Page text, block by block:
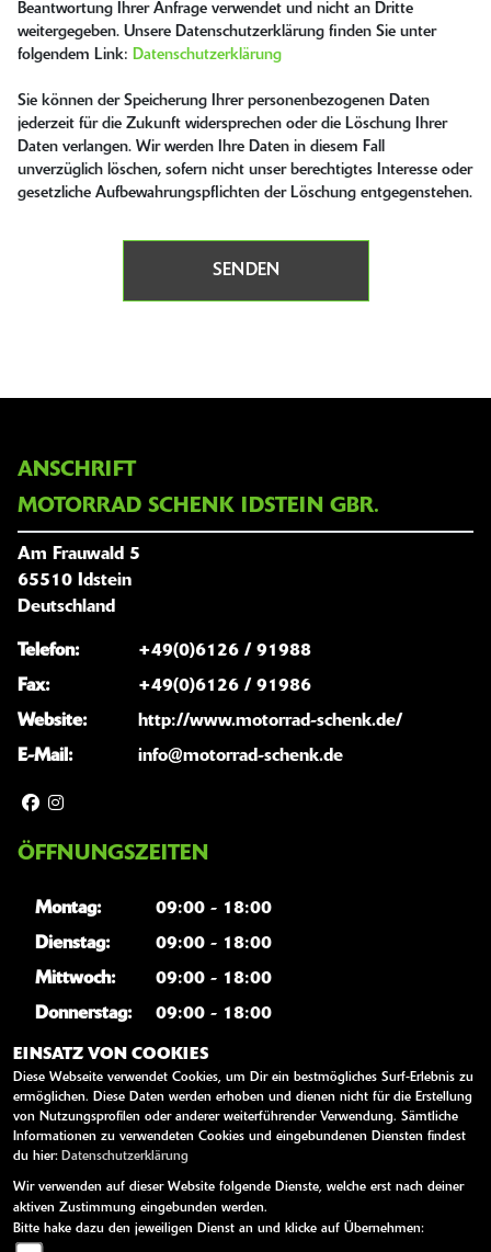
Beantwortung Ihrer Anfrage verwendet und nicht an Dritte
weitergegeben. Unsere Datenschutzerklärung finden Sie unter
folgendem Link: Datenschutzerklärung
Sie können der Speicherung Ihrer personenbezogenen Daten
jederzeit für die Zukunft widersprechen oder die Löschung Ihrer
Daten verlangen. Wir werden Ihre Daten in diesem Fall
unverzüglich löschen, sofern nicht unser berechtigtes Interesse oder
gesetzliche Aufbewahrungspflichten der Löschung entgegenstehen.
SENDEN
ANSCHRIFT
MOTORRAD SCHENK IDSTEIN GBR.
Am Frauwald 5
65510 Idstein
Deutschland
Telefon:
+49(0)6126 / 91988
Fax:
+49(0)6126 / 91986
Website:
http://www.motorrad-schenk.de/
E-Mail:
info@motorrad-schenk.de
ÖFFNUNGSZEITEN
Montag:
09:00 - 18:00
Dienstag:
09:00 - 18:00
Mittwoch:
09:00 - 18:00
Donnerstag:
09:00 - 18:00
Freitag:
09:00 - 18:00
Samstag:
10:00 - 13:00
Sonntag:
geschlossen
WEITERE LINKS
Kawasaki News
EINSATZ VON COOKIES
Diese Webseite verwendet Cookies, um Dir ein bestmögliches Surf-Erlebnis zu
ermöglichen. Diese Daten werden erhoben und dienen nicht für die Erstellung
von Nutzungsprofilen oder anderer weiterführender Verwendung. Sämtliche
Informationen zu verwendeten Cookies und eingebundenen Diensten findest
du hier: Datenschutzerklärung
Wir verwenden auf dieser Website folgende Dienste, welche erst nach deiner
aktiven Zustimmung eingebunden werden.
Bitte hake dazu den jeweiligen Dienst an und klicke auf Übernehmen: